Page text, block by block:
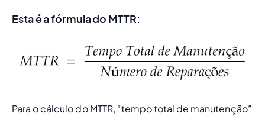
Esta é a fórmula do MTTR:
Para o cálculo do MTTR, “tempo total de manutenção”